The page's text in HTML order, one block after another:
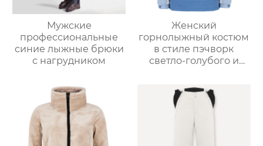
Мужские
профессиональные
синие лыжные брюки
с нагрудником
Женский
горнолыжный костюм
в стиле пэчворк
светло-голубого и
цвета